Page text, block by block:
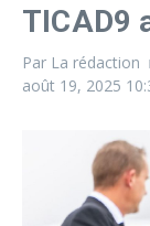
TICAD9
Par La rédaction
août 19, 2025